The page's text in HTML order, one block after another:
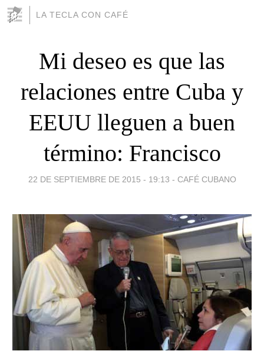
LA TECLA CON CAFÉ
Mi deseo es que las
relaciones entre Cuba y
EEUU lleguen a buen
término: Francisco
22 DE SEPTIEMBRE DE 2015 - 19:13 - CAFÉ CUBANO